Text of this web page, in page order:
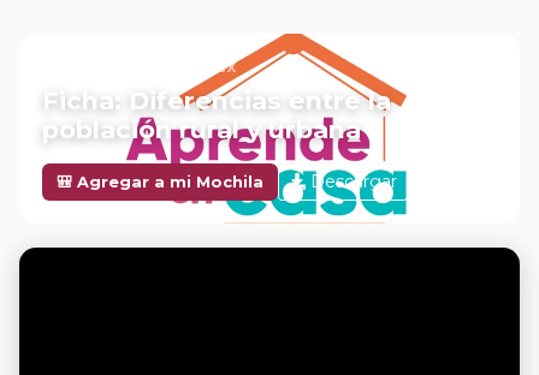
📎 DOCUMENTO · DOCX
Ficha: Diferencias entre la
población rural y urbana
🎒 Agregar a mi Mochila Descargar